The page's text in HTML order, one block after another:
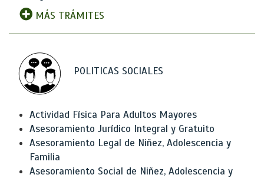
MÁS TRÁMITES
POLITICAS SOCIALES
Actividad Física Para Adultos Mayores
Asesoramiento Jurídico Integral y Gratuito
Asesoramiento Legal de Niñez, Adolescencia y
Familia
Asesoramiento Social de Niñez, Adolescencia y